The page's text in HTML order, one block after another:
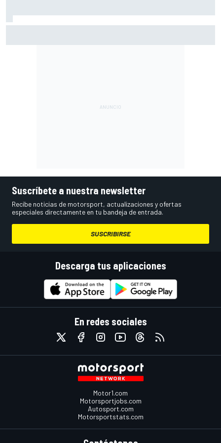
Suscríbete a nuestra newsletter
Recibe noticias de motorsport, actualizaciones y ofertas
especiales directamente en tu bandeja de entrada.
SUSCRIBIRSE
Descarga tus aplicaciones
En redes sociales
Motor1.com
Motorsportjobs.com
Autosport.com
Motorsportstats.com